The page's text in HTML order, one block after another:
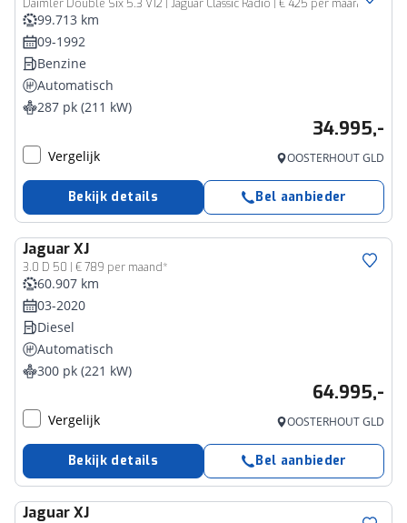
Daimler Double Six 5.3 V12 | Jaguar Classic Radio | € 425 per maand*
99.713 km
09-1992
Benzine
Automatisch
287 pk (211 kW)
34.995,-
Vergelijk OOSTERHOUT GLD
Bekijk details Bel aanbieder
JaguarXJ
3.0 D 50 | € 789 per maand*
60.907 km
03-2020
Diesel
Automatisch
300 pk (221 kW)
64.995,-
Vergelijk OOSTERHOUT GLD
Bekijk details Bel aanbieder
JaguarXJ